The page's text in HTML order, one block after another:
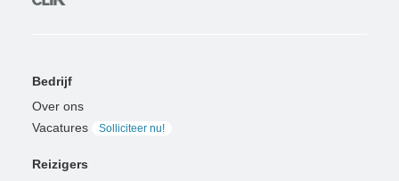
Bedrijf
Over ons
Vacatures
Solliciteer nu!
Reizigers